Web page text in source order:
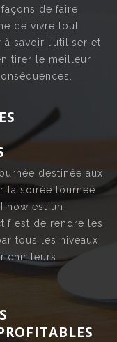
de faire,
de vivre tout
savoir l’utiliser et
tirer le meilleur
destinée aux
la soirée tournée
now est un
est de rendre les
tous les niveaux
leurs